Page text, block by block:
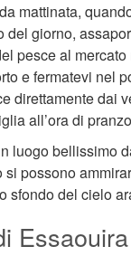
mattinata,
del giorno,
pesce al
e fermatevi nel
direttamente dai
all’ora di
luogo bellissimo
si possono
sfondo del cielo
Essaouira